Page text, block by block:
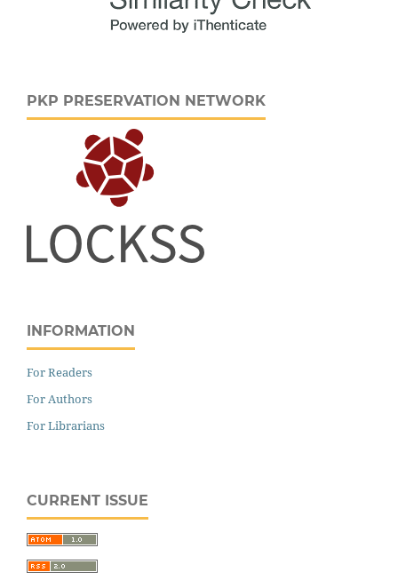
PKP PRESERVATION NETWORK
INFORMATION
For Readers
For Authors
For Librarians
CURRENT ISSUE